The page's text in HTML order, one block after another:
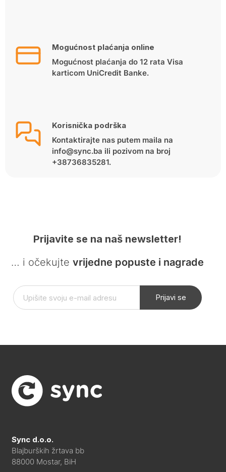
Mogućnost plaćanja online
Mogućnost plaćanja do 12 rata Visa
karticom UniCredit Banke.
Korisnička podrška
Kontaktirajte nas putem maila na
info@sync.ba ili pozivom na broj
+38736835281.
Prijavite se na naš newsletter!
… i očekujte vrijedne popuste i nagrade
Prijavi se
Sync d.o.o.
Blajburških žrtava bb
88000 Mostar, BiH